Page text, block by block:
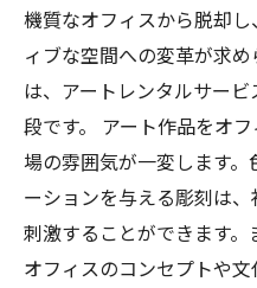
機質なオフィスから脱却
ィブな空間への変革が求
は、アートレンタルサー
段です。 アート作品をオ
場の雰囲気が一変します
ーションを与える彫刻は
刺激することができます。
オフィスのコンセプトや